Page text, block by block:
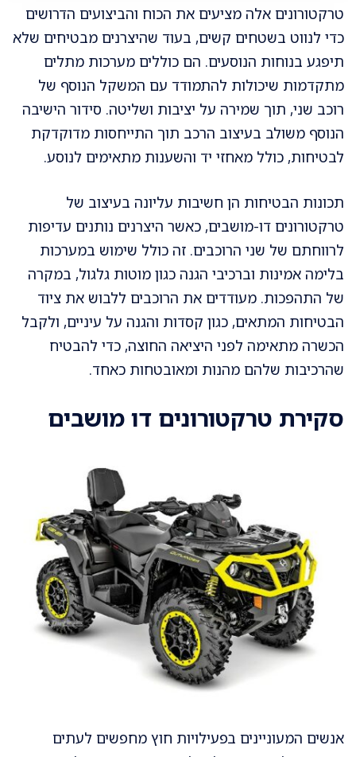
טרקטורונים אלה מציעים את הכוח והביצועים הדרושים
כדי לנווט בשטחים קשים, בעוד שהיצרנים מבטיחים שלא
תיפגע בנוחות הנוסעים. הם כוללים מערכות מתלים
מתקדמות שיכולות להתמודד עם המשקל הנוסף של
רוכב שני, תוך שמירה על יציבות ושליטה. סידור הישיבה
הנוסף משולב בעיצוב הרכב תוך התייחסות מדוקדקת
לבטיחות, כולל מאחזי יד והשענות מתאימים לנוסע.
תכונות הבטיחות הן חשיבות עליונה בעיצוב של
טרקטורונים דו-מושבים, כאשר היצרנים נותנים עדיפות
לרווחתם של שני הרוכבים. זה כולל שימוש במערכות
בלימה אמינות וברכיבי הגנה כגון מוטות גלגול, במקרה
של התהפכות. מעודדים את הרוכבים ללבוש את ציוד
הבטיחות המתאים, כגון קסדות והגנה על עיניים, ולקבל
הכשרה מתאימה לפני היציאה החוצה, כדי להבטיח
שהרכיבות שלהם מהנות ומאובטחות כאחד.
סקירת טרקטורונים דו מושבים
אנשים המעוניינים בפעילויות חוץ מחפשים לעתים